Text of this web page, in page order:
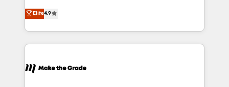
international offices and 175+ employees.
clients, un ROI mesurable. Notre mission : faire de
HubSpot un vrai levier de performance pour votre
organisation. Cela passe par la compréhension de
vos processus, la fiabilisation de vos données et
la plateforme. Nos domaines d'intervention : -
Elite4.9